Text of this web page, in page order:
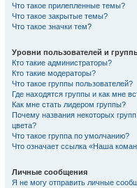
Что такое прилепленные темы?
Что такое закрытые темы?
Что такое значки тем?
Уровни пользователей и
Кто такие администраторы?
Кто такие модераторы?
Что такое группы пользователей?
Где находятся группы и как мне
Как мне стать лидером группы?
Почему названия некоторых
цвета?
Что такое группа по умолчанию?
Что означает ссылка «Наша
Личные сообщения
Я не могу отправить личные